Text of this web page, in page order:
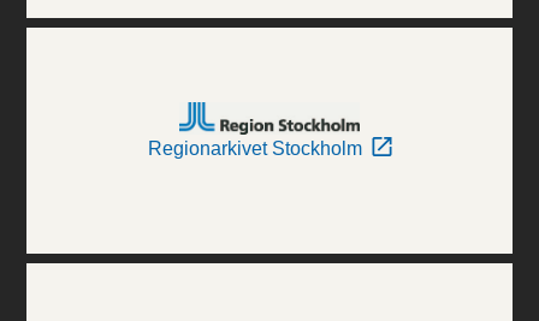
Regionarkivet Stockholm